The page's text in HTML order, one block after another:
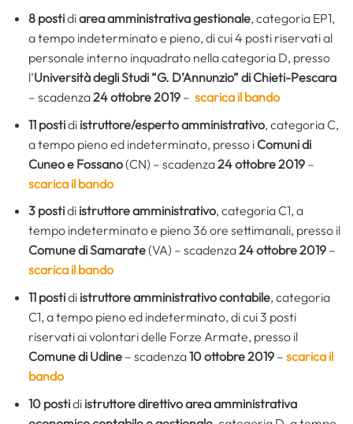
8 postidiarea amministrativa gestionale, categoria EP1,
a tempo indeterminato e pieno, di cui 4 posti riservati al
personale interno inquadrato nella categoria D, presso
l’Università degli Studi “G. D’Annunzio” di Chieti-Pescara
– scadenza24 ottobre 2019– scarica il bando
11 postidi istruttore/esperto amministrativo, categoria C,
a tempo pieno ed indeterminato, presso i Comuni di
Cuneo e Fossano(CN) – scadenza24 ottobre 2019–
scarica il bando
3 postidi istruttore amministrativo, categoria C1, a
tempo indeterminato e pieno 36 ore settimanali, presso il
Comune di Samarate(VA) – scadenza24 ottobre 2019–
scarica il bando
11 postidi istruttore amministrativo contabile, categoria
C1, a tempo pieno ed indeterminato, di cui 3 posti
riservati ai volontari delle Forze Armate, presso il
Comune di Udine– scadenza10 ottobre 2019– scarica il
bando
10 postidi istruttore direttivo area amministrativa